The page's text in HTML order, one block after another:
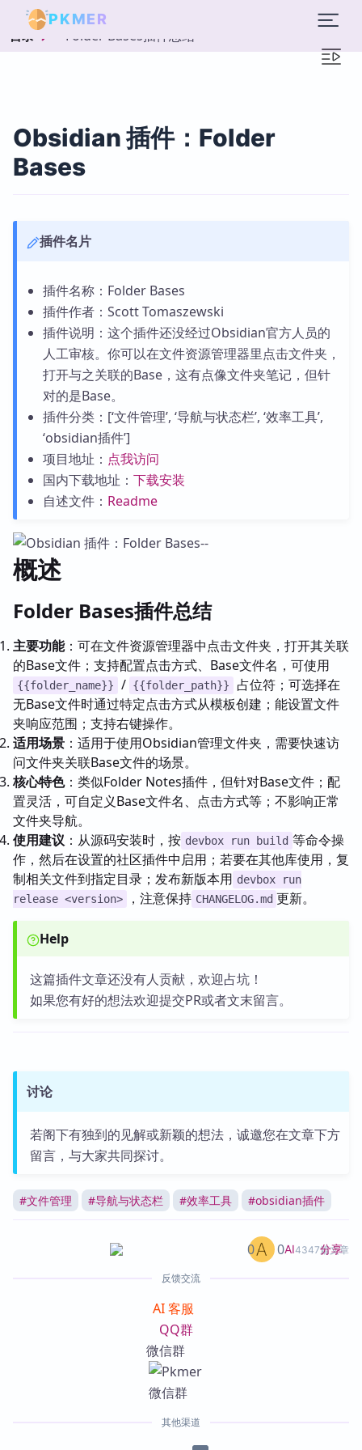
PKMER
目录 Folder Bases插件总结
Obsidian 插件：Folder
Bases
插件名片
插件名称：Folder Bases
插件作者：Scott Tomaszewski
插件说明：这个插件还没经过Obsidian官方人员的
人工审核。你可以在文件资源管理器里点击文件夹，
打开与之关联的Base，这有点像文件夹笔记，但针
对的是Base。
插件分类：[‘文件管理’, ‘导航与状态栏’, ‘效率工具’,
‘obsidian插件’]
项目地址： 点我访问
国内下载地址： 下载安装
自述文件： Readme
概述
Folder Bases插件总结
主要功能：可在文件资源管理器中点击文件夹，打开其关联
的Base文件；支持配置点击方式、Base文件名，可使用
{{folder_name}} / {{folder_path}}
占位符；可选择在
无Base文件时通过特定点击方式从模板创建；能设置文件
夹响应范围；支持右键操作。
适用场景 ：适用于使用Obsidian管理文件夹，需要快速访
问文件夹关联Base文件的场景。
核心特色：类似Folder Notes插件，但针对Base文件；配
置灵活，可自定义Base文件名、点击方式等；不影响正常
文件夹导航。
使用建议 ：从源码安装时，按 devbox run build 等命令操
作，然后在设置的社区插件中启用；若要在其他库使用，复
制相关文件到指定目录；发布新版本用 devbox run
release <version>
，注意保持 CHANGELOG.md 更新。
Help
这篇插件文章还没有人贡献，欢迎占坑！
如果您有好的想法欢迎提交PR或者文末留言。
讨论
若阁下有独到的见解或新颖的想法，诚邀您在文章下方
留言，与大家共同探讨。
#文件管理 #导航与状态栏 #效率工具 #obsidian插件
AI4347篇文章
0 0 分享
反馈交流
AI 客服
QQ群
微信群
其他渠道